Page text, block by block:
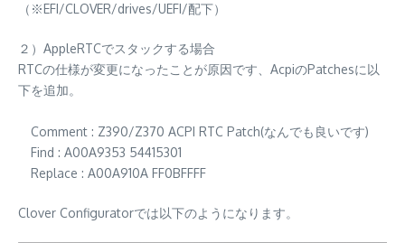
（※EFI/CLOVER/drives/UEFI/配下）
２）AppleRTCでスタックする場合
RTCの仕様が変更になったことが原因です、AcpiのPatchesに以
下を追加。
Comment : Z390/Z370 ACPI RTC Patch(なんでも良いです)
Find : A00A9353 54415301
Replace : A00A910A FF0BFFFF
Clover Configuratorでは以下のようになります。